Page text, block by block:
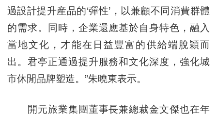
過設計提升産品的‘彈性’，以兼顧不同消費群體
的需求。同時，企業還應基於自身特色，融入
當地文化，才能在日益豐富的供給端脫穎而
出。君亭正通過提升服務和文化深度，強化城
市休閒品牌塑造。”朱曉東表示。
開元旅業集團董事長兼總裁金文傑也在年